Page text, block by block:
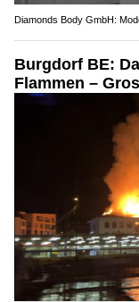
Diamonds Body GmbH:
Burgdorf BE:
Flammen –